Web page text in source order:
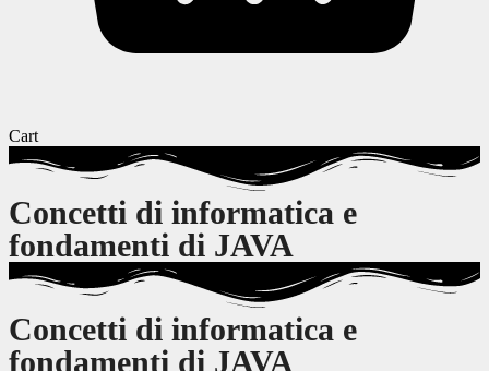
Cart
Concetti di informatica e
fondamenti di JAVA
Concetti di informatica e
fondamenti di JAVA